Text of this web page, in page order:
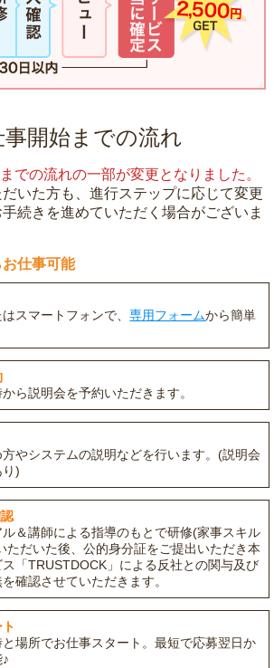
事開始までの流れ
での流れの一部が変更となりました。
いた方も、進行ステップに応じて変更
続きを進めていただく場合がございま
仕事可能
スマートフォンで、専用フォームから簡単
ら説明会を予約いただきます。
やシステムの説明などを行います。(説明会
)
＆講師による指導のもとで研修(家事スキル
ただいた後、公的身分証をご提出いただき本
ス「TRUSTDOCK」による反社との関与及び
確認させていただきます。
と場所でお仕事スタート。最短で応募翌日か